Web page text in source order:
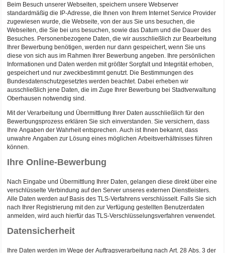
Beim Besuch unserer Webseiten, speichern unsere Webserver
standardmäßig die IP-Adresse, die Ihnen von Ihrem Internet Service Provider
zugewiesen wurde, die Webseite, von der aus Sie uns besuchen, die
Webseiten, die Sie bei uns besuchen, sowie das Datum und die Dauer des
Besuches. Personenbezogene Daten, die wir ausschließlich zur Bearbeitung
Ihrer Bewerbung benötigen, werden nur dann gespeichert, wenn Sie uns
diese von sich aus im Rahmen Ihrer Bewerbung angeben. Ihre persönlichen
Informationen und Daten werden mit größter Sorgfalt und Integrität erhoben,
gespeichert und nur zweckbestimmt genutzt. Die Bestimmungen des
Bundesdatenschutzgesetztes werden beachtet. Dabei erheben wir
ausschließlich jene Daten, die im Zuge Ihrer Bewerbung bei Stadtverwaltung
Oberhausen notwendig sind.
Mit der Verarbeitung und Übermittlung Ihrer Daten ausschließlich für den
Bewerbungsprozess erklären Sie sich einverstanden. Sie versichern, dass
Ihre Angaben der Wahrheit entsprechen. Auch ist Ihnen bekannt, dass
unwahre Angaben zur Lösung eines möglichen Arbeitsverhältnisses führen
können.
Ihre Online-Bewerbung
Nach Eingabe und Übermittlung Ihrer Daten, gelangen diese direkt über eine
verschlüsselte Verbindung auf den Server unseres externen Dienstleisters.
Alle Daten werden auf Basis des TLS-Verfahrens verschlüsselt. Falls Sie sich
nach Ihrer Registrierung mit den zur Verfügung gestellten Benutzerdaten
anmelden, wird auch hierfür das TLS-Verschlüsselungsverfahren verwendet.
Datensicherheit
Ihre Daten werden im Wege der Auftragsverarbeitung nach Art. 28 Abs. 3 der